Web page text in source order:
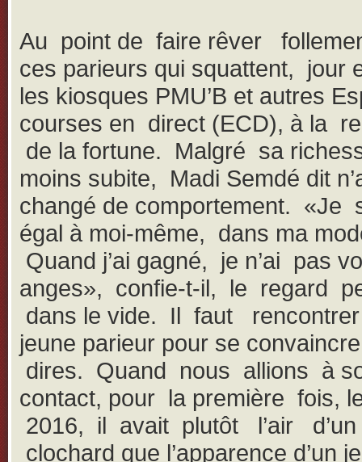
Au point de faire rêver
ces parieurs qui squattent, jour
les kiosques PMU’B et autres
courses en direct (ECD), à la
de la fortune. Malgré sa
moins subite, Madi Semdé dit
changé de comportement. «Je
égal à moi-même, dans ma
Quand j’ai gagné, je n’ai pas
anges», confie-t-il, le regard
dans le vide. Il faut
jeune parieur pour se
dires. Quand nous allions à
contact, pour la première fois,
2016, il avait plutôt l’air d’un
clochard que l’apparence d’un